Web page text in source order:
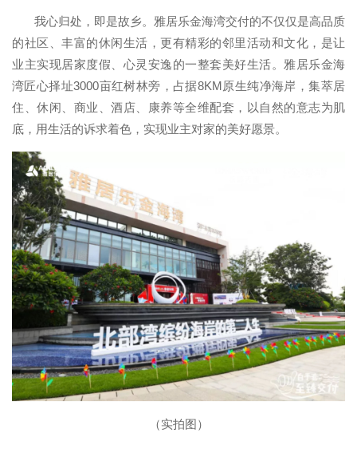
我心归处，即是故乡。雅居乐金海湾交付的不仅仅是高品质
的社区、丰富的休闲生活，更有精彩的邻里活动和文化，是让
业主实现居家度假、心灵安逸的一整套美好生活。雅居乐金海
湾匠心择址3000亩红树林旁，占据8KM原生纯净海岸，集萃居
住、休闲、商业、酒店、康养等全维配套，以自然的意志为肌
底，用生活的诉求着色，实现业主对家的美好愿景。
（实拍图）